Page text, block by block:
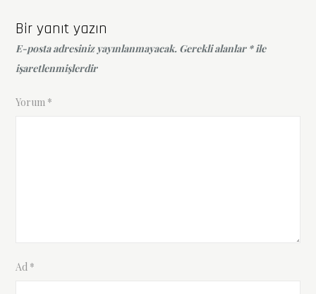
Bir yanıt yazın
E-posta adresiniz yayınlanmayacak. Gerekli alanlar *ile
işaretlenmişlerdir
Yorum *
Ad *